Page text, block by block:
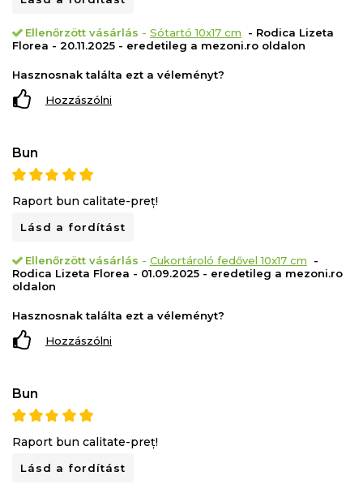
Ellenőrzött vásárlás - Sótartó 10x17 cm
- Rodica Lizeta
Florea - 20.11.2025 - eredetileg a mezoni.ro oldalon
Hasznosnak találta ezt a véleményt?
Hozzászólni
Bun
Raport bun calitate-preț!
Lásd a fordítást
Ellenőrzött vásárlás - Cukortároló fedővel 10x17 cm
-
Rodica Lizeta Florea - 01.09.2025 - eredetileg a mezoni.ro
oldalon
Hasznosnak találta ezt a véleményt?
Hozzászólni
Bun
Raport bun calitate-preț!
Lásd a fordítást